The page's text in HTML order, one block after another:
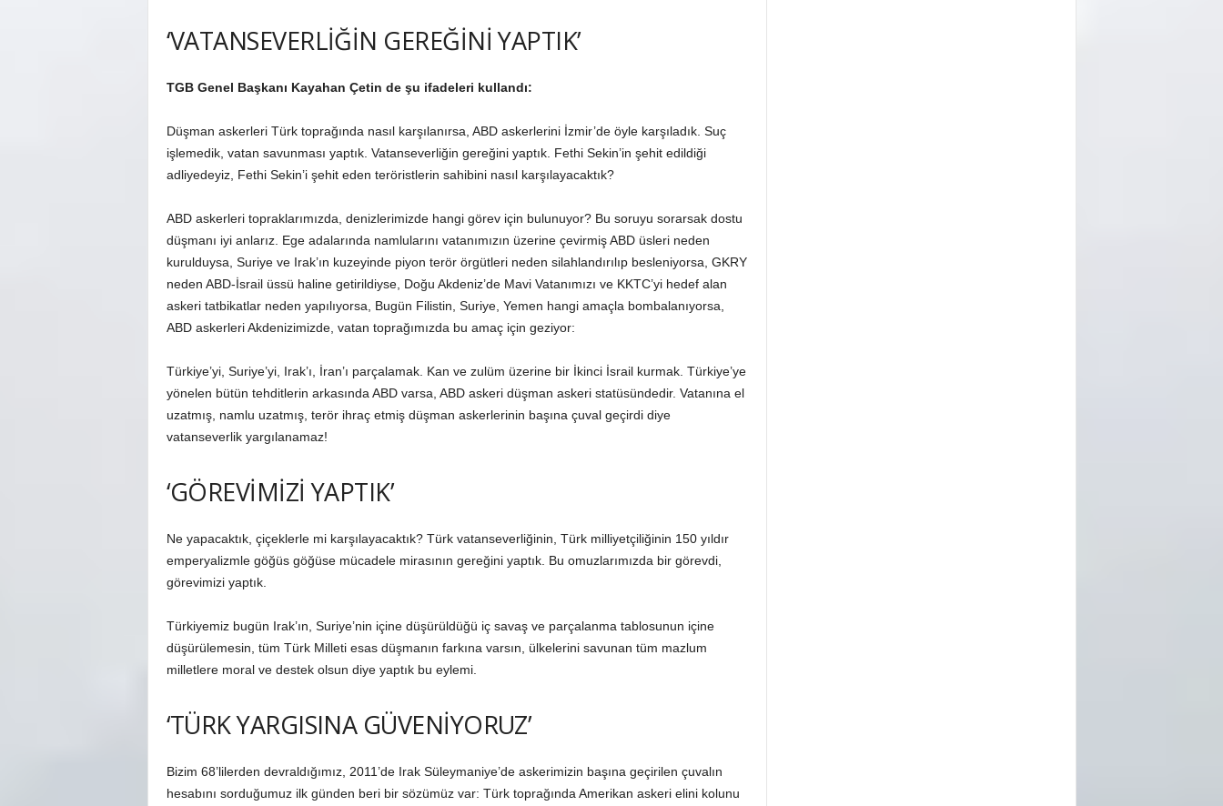
‘VATANSEVERLİĞİN GEREĞİNİ YAPTIK’
TGB Genel Başkanı Kayahan Çetin de şu ifadeleri kullandı:
Düşman askerleri Türk toprağında nasıl karşılanırsa, ABD askerlerini İzmir’de öyle karşıladık. Suç
işlemedik, vatan savunması yaptık. Vatanseverliğin gereğini yaptık. Fethi Sekin’in şehit edildiği
adliyedeyiz, Fethi Sekin’i şehit eden teröristlerin sahibini nasıl karşılayacaktık?
ABD askerleri topraklarımızda, denizlerimizde hangi görev için bulunuyor? Bu soruyu sorarsak dostu
düşmanı iyi anlarız. Ege adalarında namlularını vatanımızın üzerine çevirmiş ABD üsleri neden
kurulduysa, Suriye ve Irak’ın kuzeyinde piyon terör örgütleri neden silahlandırılıp besleniyorsa, GKRY
neden ABD-İsrail üssü haline getirildiyse, Doğu Akdeniz’de Mavi Vatanımızı ve KKTC’yi hedef alan
askeri tatbikatlar neden yapılıyorsa, Bugün Filistin, Suriye, Yemen hangi amaçla bombalanıyorsa,
ABD askerleri Akdenizimizde, vatan toprağımızda bu amaç için geziyor:
Türkiye’yi, Suriye’yi, Irak’ı, İran’ı parçalamak. Kan ve zulüm üzerine bir İkinci İsrail kurmak. Türkiye’ye
yönelen bütün tehditlerin arkasında ABD varsa, ABD askeri düşman askeri statüsündedir. Vatanına el
uzatmış, namlu uzatmış, terör ihraç etmiş düşman askerlerinin başına çuval geçirdi diye
vatanseverlik yargılanamaz!
‘GÖREVİMİZİ YAPTIK’
Ne yapacaktık, çiçeklerle mi karşılayacaktık? Türk vatanseverliğinin, Türk milliyetçiliğinin 150 yıldır
emperyalizmle göğüs göğüse mücadele mirasının gereğini yaptık. Bu omuzlarımızda bir görevdi,
görevimizi yaptık.
Türkiyemiz bugün Irak’ın, Suriye’nin içine düşürüldüğü iç savaş ve parçalanma tablosunun içine
düşürülemesin, tüm Türk Milleti esas düşmanın farkına varsın, ülkelerini savunan tüm mazlum
milletlere moral ve destek olsun diye yaptık bu eylemi.
‘TÜRK YARGISINA GÜVENİYORUZ’
Bizim 68’lilerden devraldığımız, 2011’de Irak Süleymaniye’de askerimizin başına geçirilen çuvalın
hesabını sorduğumuz ilk günden beri bir sözümüz var: Türk toprağında Amerikan askeri elini kolunu